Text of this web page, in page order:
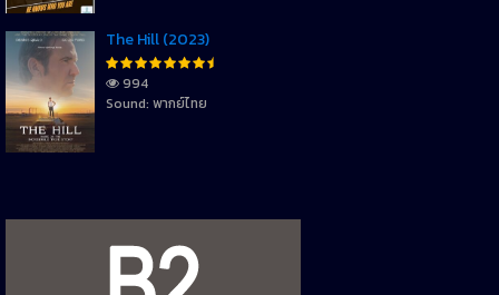
The Hill (2023)
994
Sound: พากย์ไทย